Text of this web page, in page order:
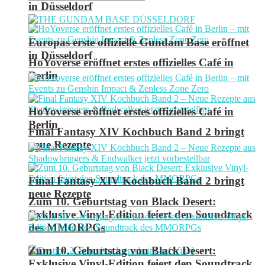
in Düsseldorf
HoYoverse eröffnet erstes offizielles Café in
Berlin
Final Fantasy XIV Kochbuch Band 2 bringt
neue Rezepte
Zum 10. Geburtstag von Black Desert:
Exklusive Vinyl-Edition feiert den Soundtrack
des MMORPGs
Europas erste offizielle Gundam Base eröffnet
in Düsseldorf
HoYoverse eröffnet erstes offizielles Café in
Berlin
Final Fantasy XIV Kochbuch Band 2 bringt
neue Rezepte
Zum 10. Geburtstag von Black Desert: